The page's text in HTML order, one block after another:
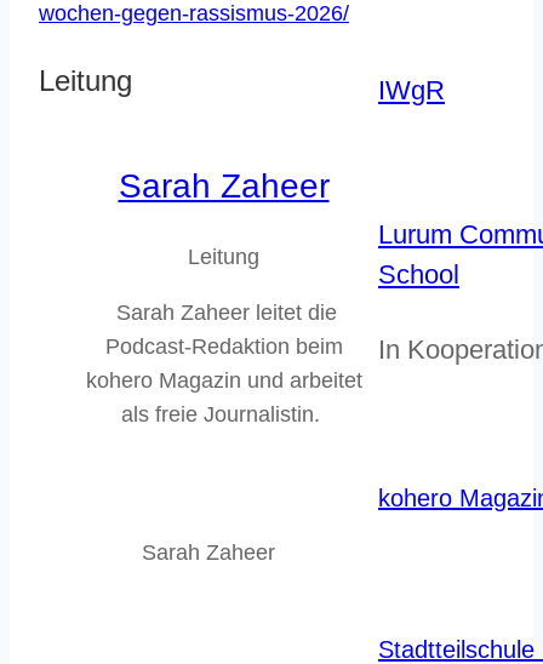
wochen-gegen-rassismus-2026/
Leitung
Sarah Zaheer
Sarah Zaheer
Leitung
Sarah Zaheer leitet die
Podcast-Redaktion beim
kohero Magazin und arbeitet
als freie Journalistin.
IWgR
Lurum
School
In
kohero
Stadtteilschule